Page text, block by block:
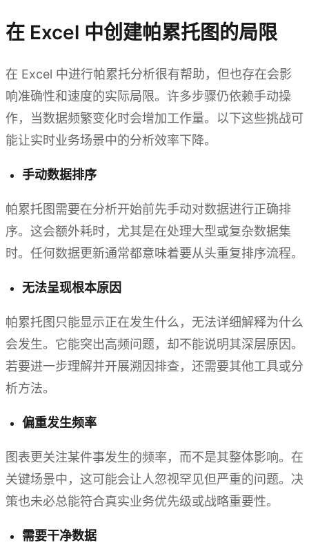
在 Excel 中创建帕累托图的局限
在 Excel 中进行帕累托分析很有帮助，但也存在会影
响准确性和速度的实际局限。许多步骤仍依赖手动操
作，当数据频繁变化时会增加工作量。以下这些挑战可
能让实时业务场景中的分析效率下降。
手动数据排序
帕累托图需要在分析开始前先手动对数据进行正确排
序。这会额外耗时，尤其是在处理大型或复杂数据集
时。任何数据更新通常都意味着要从头重复排序流程。
无法呈现根本原因
帕累托图只能显示正在发生什么，无法详细解释为什么
会发生。它能突出高频问题，却不能说明其深层原因。
若要进一步理解并开展溯因排查，还需要其他工具或分
析方法。
偏重发生频率
图表更关注某件事发生的频率，而不是其整体影响。在
关键场景中，这可能会让人忽视罕见但严重的问题。决
策也未必总能符合真实业务优先级或战略重要性。
需要干净数据